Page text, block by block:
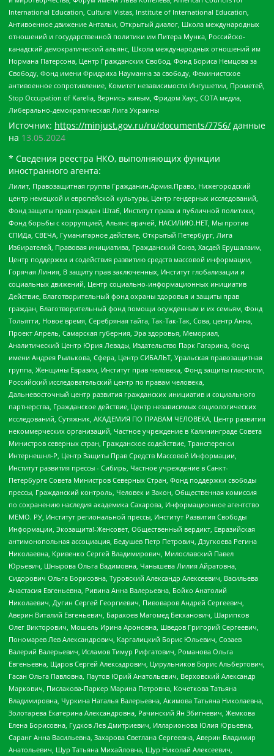
International Education, Cultural Vistas, Institute of International Education,
Антивоенное движение Антальи, Открытый диалог, Школа международных
отношений и государственной политики им Питера Мунка, Российско-
канадский демократический альянс, Школа международных отношений им
Нормана Патерсона, Центр Гражданских Свобод, Фонд Бориса Немцова за
Свободу, Фонд имени Фридриха Науманна за свободу, Феминистское
антивоенное сопротивление, Комитет независимости Ингушетии, Прометей,
Stop Occupation of Karelia, Вернись живым, Фридом Хаус, СОТА медиа,
Либерально-демократическая Лига Украины
Источник: https://minjust.gov.ru/ru/documents/7756/ данные
на 13.05.2024
* Сведения реестра НКО, выполняющих функции
иностранного агента:
Лилит, Правозащитная группа Гражданин.Армия.Право, Нижегородский
центр немецкой и европейской культуры, Центр гендерных исследований,
Фонд защиты прав граждан Штаб, Институт права и публичной политики,
Фонд борьбы с коррупцией, Альянс врачей, НАСИЛИЮ.НЕТ, Мы против
СПИДа, СВЕЧА, Гуманитарное действие, Открытый Петербург, Лига
Избирателей, Правовая инициатива, Гражданский Союз, Хасдей Ерушалаим,
Центр поддержки и содействия развитию средств массовой информации,
Горячая Линия, В защиту прав заключенных, Институт глобализации и
социальных движений, Центр социально-информационных инициатив
Действие, Благотворительный фонд охраны здоровья и защиты прав
граждан, Благотворительный фонд помощи осужденным и их семьям, Фонд
Тольятти, Новое время, Серебряная тайга, Так-Так-Так, Сова, центр Анна,
Проект Апрель, Самарская губерния, Эра здоровья, Мемориал,
Аналитический Центр Юрия Левады, Издательство Парк Гагарина, Фонд
имени Андрея Рылькова, Сфера, Центр СИБАЛЬТ, Уральская правозащитная
группа, Женщины Евразии, Институт прав человека, Фонд защиты гласности,
Российский исследовательский центр по правам человека,
Дальневосточный центр развития гражданских инициатив и социального
партнерства, Гражданское действие, Центр независимых социологических
исследований, Сутяжник, АКАДЕМИЯ ПО ПРАВАМ ЧЕЛОВЕКА, Центр развития
некоммерческих организаций, Частное учреждение в Калининграде Совета
Министров северных стран, Гражданское содействие, Трансперенси
Интернешнл-Р, Центр Защиты Прав Средств Массовой Информации,
Институт развития прессы - Сибирь, Частное учреждение в Санкт-
Петербурге Совета Министров Северных Стран, Фонд поддержки свободы
прессы, Гражданский контроль, Человек и Закон, Общественная комиссия
по сохранению наследия академика Сахарова, Информационное агентство
МЕМО. РУ, Институт региональной прессы, Институт Развития Свободы
Информации, Экозащита!-Женсовет, Общественный вердикт, Евразийская
антимонопольная ассоциация, Бедушев Петр Петрович, Дзугкоева Регина
Николаевна, Кривенко Сергей Владимирович, Милославский Павел
Юрьевич, Шнырова Ольга Вадимовна, Чанышева Лилия Айратовна,
Сидорович Ольга Борисовна, Туровский Александр Алексеевич, Васильева
Анастасия Евгеньевна, Ривина Анна Валерьевна, Бойко Анатолий
Николаевич, Дугин Сергей Георгиевич, Пивоваров Андрей Сергеевич,
Аверин Виталий Евгеньевич, Барахоев Магомед Бекханович, Шарипков
Олег Викторович, Мошель Ирина Ароновна, Шведов Григорий Сергеевич,
Пономарев Лев Александрович, Каргалицкий Борис Юльевич, Созаев
Валерий Валерьевич, Исламов Тимур Рифгатович, Романова Ольга
Евгеньевна, Щаров Сергей Алексадрович, Цирульников Борис Альбертович,
Гасан Ольга Павловна, Паутов Юрий Анатольевич, Верховский Александр
Маркович, Пислакова-Паркер Марина Петровна, Кочеткова Татьяна
Владимировна, Чуркина Наталья Валерьевна, Акимова Татьяна Николаевна,
Золотарева Екатерина Александровна, Рачинский Ян Збигневич, Жемкова
Елена Борисовна, Гудков Лев Дмитриевич, Илларионова Юлия Юрьевна,
Саранг Анна Васильевна, Захарова Светлана Сергеевна, Аверин Владимир
Анатольевич, Щур Татьяна Михайловна, Щур Николай Алексеевич,